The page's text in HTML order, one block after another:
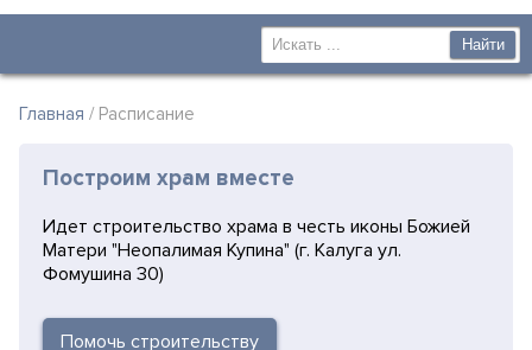
Главная / Расписание
Построим храм вместе
Идет строительство храма в честь иконы Божией
Матери "Неопалимая Купина" (г. Калуга ул.
Фомушина 30)
Помочь строительству